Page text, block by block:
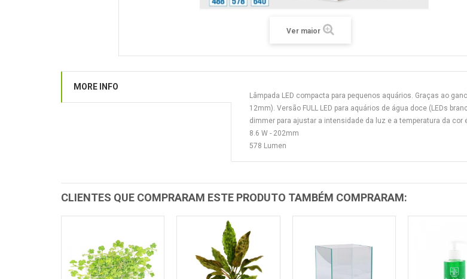
Ver maior
MORE INFO
Lâmpada LED compacta para pequenos aquários. Graças ao
12mm). Versão FULL LED para aquários de água doce (LEDs
dimmer para ajustar a intensidade da luz e a temperatura da cor
8.6 W - 202mm
578 Lumen
CLIENTES QUE COMPRARAM ESTE PRODUTO TAMBÉM COMPRARAM: